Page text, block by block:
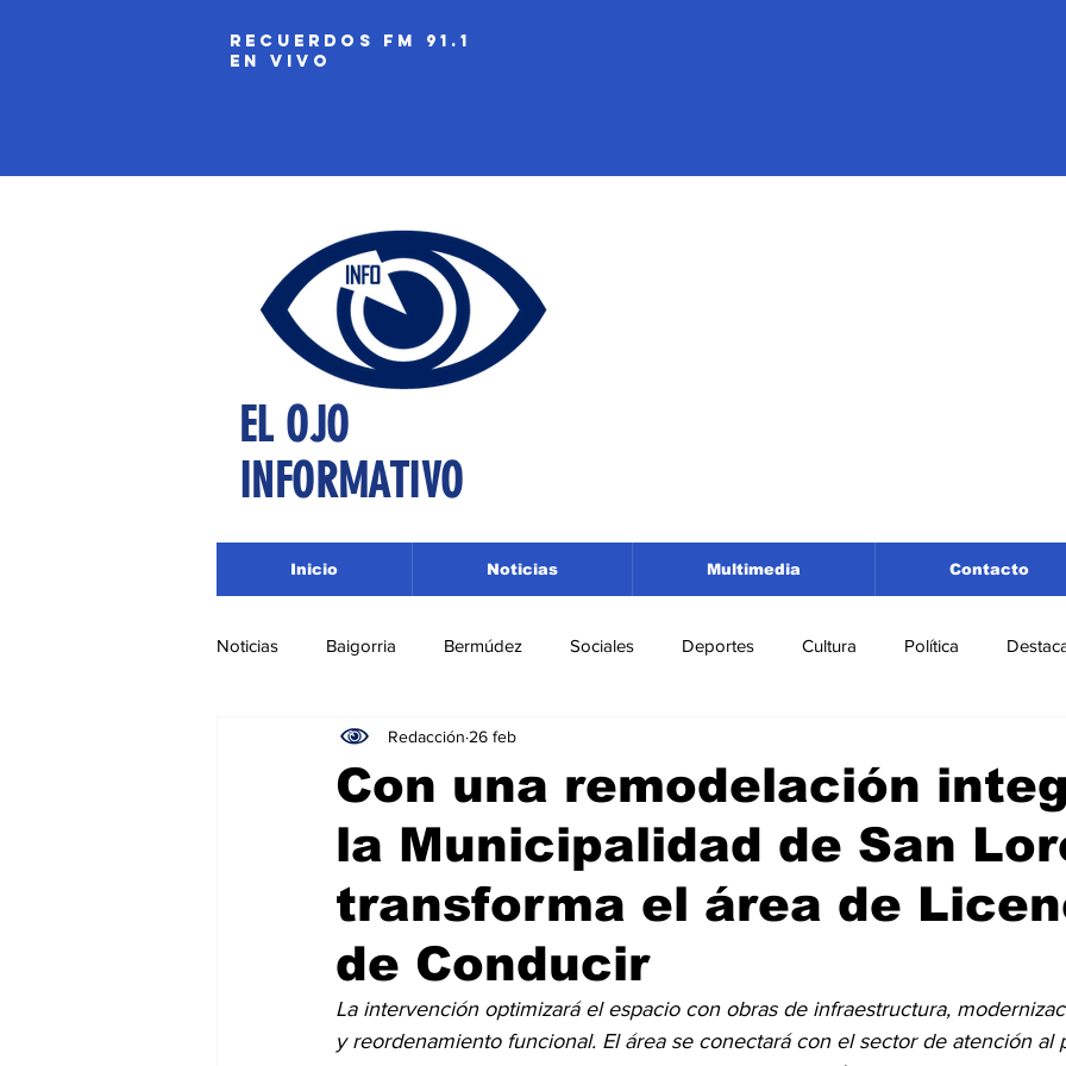
recuerdos fm 91.1
EN VIVO
EL OJO
INFORMATIVO
Inicio Noticias Multimedia Contacto
Noticias Baigorria Bermúdez Sociales Deportes Cultura Política
Nacionales Beltrán San Lorenzo
Roldán Departamento San Lorenzo Pujato Turismo Economía
Con una remodelación
la Municipalidad de San
transforma el área de
de Conducir
Redacción 26 feb
La intervención optimizará el espacio con obras de infraestructura,
y reordenamiento funcional. El área se conectará con el sector de atención al